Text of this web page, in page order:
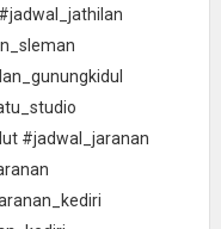
#jadwal_jaranan